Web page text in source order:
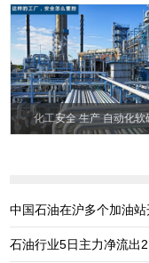
化工安全 生产 自动化软
中国石油在沪多个加油站
石油行业5日主力净流出